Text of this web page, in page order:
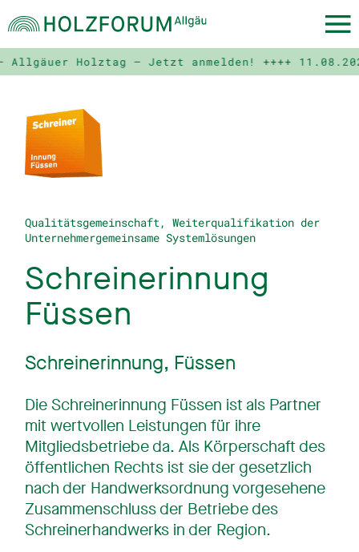
Holztag – Jetzt anmelden! ++++11.08.2028
Qualitätsgemeinschaft, Weiterqualifikation der
Unternehmergemeinsame Systemlösungen
Schreinerinnung
Füssen
Schreinerinnung, Füssen
Die Schreinerinnung Füssen ist als Partner
mit wertvollen Leistungen für ihre
Mitgliedsbetriebe da. Als Körperschaft des
öffentlichen Rechts ist sie der gesetzlich
nach der Handwerksordnung vorgesehene
Zusammenschluss der Betriebe des
Schreinerhandwerks in der Region.